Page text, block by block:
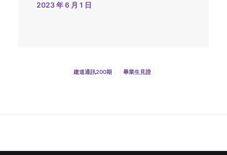
2023 年 6 月 1 日
建道通訊200期 畢業生見證